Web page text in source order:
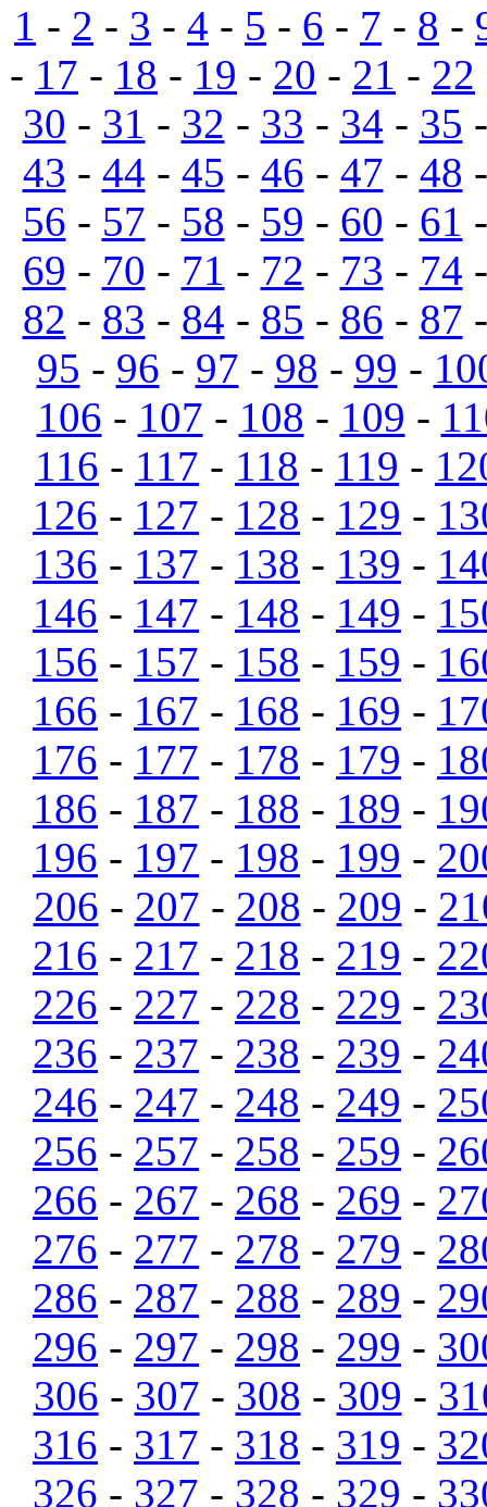
1 - 2 - 3 - 4 - 5 - 6 - 7 - 8 -
- 17 - 18 - 19 - 20 - 21 - 22
30 - 31 - 32 - 33 - 34 - 35
43 - 44 - 45 - 46 - 47 - 48
56 - 57 - 58 - 59 - 60 - 61
69 - 70 - 71 - 72 - 73 - 74
82 - 83 - 84 - 85 - 86 - 87
95 - 96 - 97 - 98 - 99 -
106 - 107 - 108 - 109 -
116 - 117 - 118 - 119 -
126 - 127 - 128 - 129 -
136 - 137 - 138 - 139 -
146 - 147 - 148 - 149 -
156 - 157 - 158 - 159 -
166 - 167 - 168 - 169 -
176 - 177 - 178 - 179 -
186 - 187 - 188 - 189 -
196 - 197 - 198 - 199 -
206 - 207 - 208 - 209 -
216 - 217 - 218 - 219 -
226 - 227 - 228 - 229 -
236 - 237 - 238 - 239 -
246 - 247 - 248 - 249 -
256 - 257 - 258 - 259 -
266 - 267 - 268 - 269 -
276 - 277 - 278 - 279 -
286 - 287 - 288 - 289 -
296 - 297 - 298 - 299 -
306 - 307 - 308 - 309 -
316 - 317 - 318 - 319 -
326 - 327 - 328 - 329 -